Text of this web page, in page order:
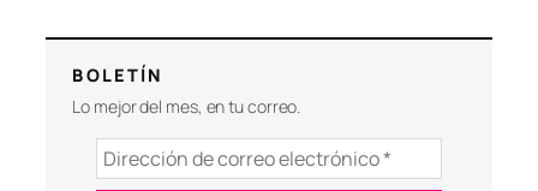
BOLETÍN
Lo mejor del mes, en tu correo.